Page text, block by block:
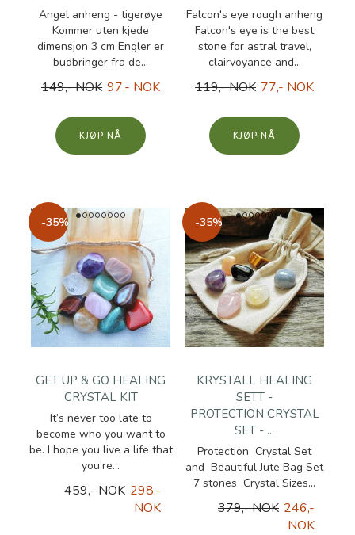
Angel anheng - tigerøye
Kommer uten kjede
dimensjon 3 cm Engler er
budbringer fra de...
149,- NOK 97,- NOK
KJØP
Falcon's eye rough anheng
Falcon's eye is the best
stone for astral travel,
clairvoyance and...
119,- NOK 77,- NOK
KJØP
-35%
GET UP & GO HEALING
CRYSTAL KIT
It’s never too late to
become who you want to
be. I hope you live a life that
you’re...
459,- NOK 298,-
NOK
-35%
KRYSTALL HEALING
SETT -
PROTECTION CRYSTAL
SET - ...
Protection Crystal Set
and Beautiful Jute Bag Set
7 stones Crystal Sizes...
379,- NOK 246,-
NOK